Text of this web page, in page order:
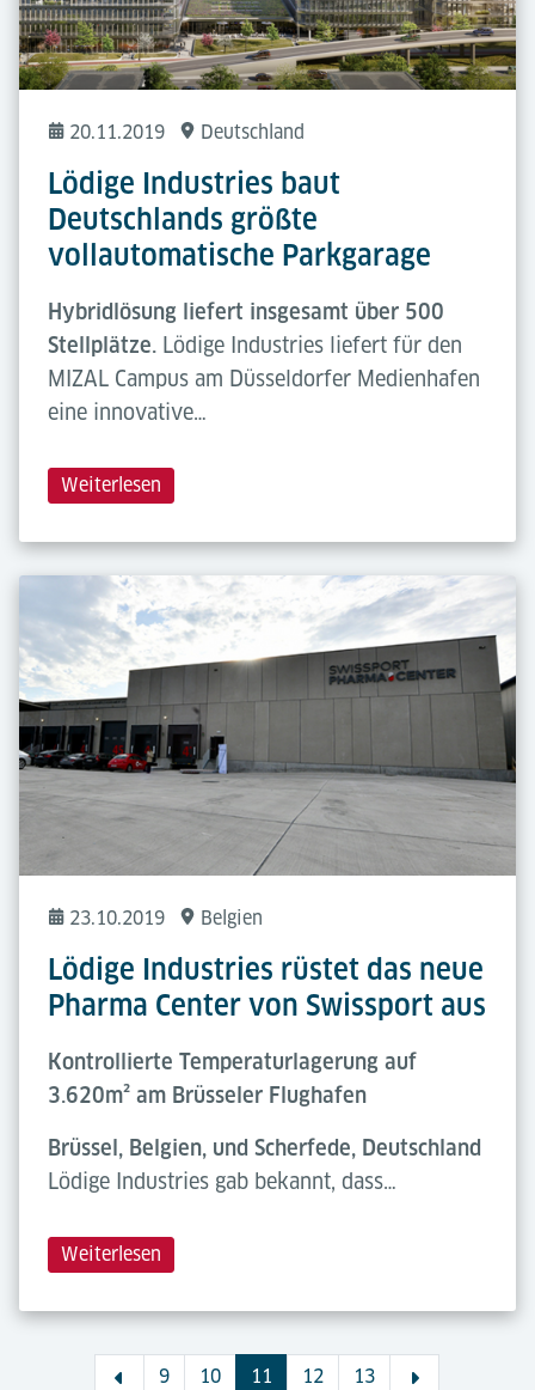
20.11.2019 Deutschland
Lödige Industries baut
Deutschlands größte
vollautomatische Parkgarage
Hybridlösung liefert insgesamt über 500
Stellplätze. Lödige Industries liefert für den
MIZAL Campus am Düsseldorfer Medienhafen
eine innovative…
Weiterlesen
23.10.2019 Belgien
Lödige Industries rüstet das neue
Pharma Center von Swissport aus
Kontrollierte Temperaturlagerung auf
3.620m² am Brüsseler Flughafen
Brüssel, Belgien, und Scherfede, Deutschland
Lödige Industries gab bekannt, dass…
Weiterlesen
9 10 11 12 13